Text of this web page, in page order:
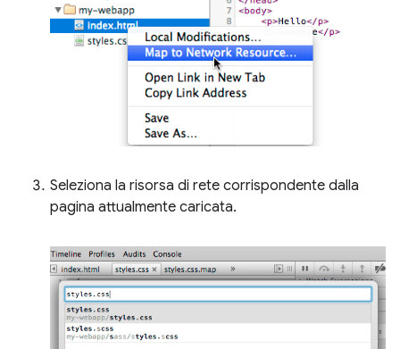
Seleziona la risorsa di rete corrispondente dalla
pagina attualmente caricata.